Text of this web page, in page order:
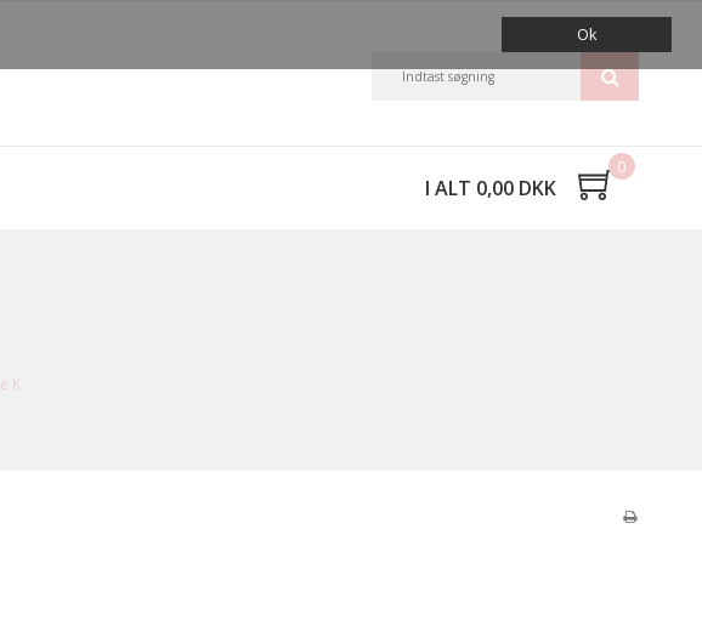
Ok
I ALT 0,00 DKK
0
K